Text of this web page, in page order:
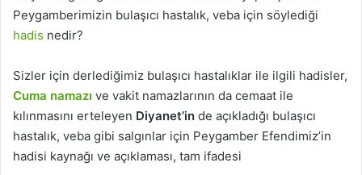
Peygamberimizin bulaşıcı hastalık, veba için söylediği
hadis nedir?
Sizler için derlediğimiz bulaşıcı hastalıklar ile ilgili hadisler,
Cuma namazı ve vakit namazlarının da cemaat ile
kılınmasını erteleyen Diyanet’in de açıkladığı bulaşıcı
hastalık, veba gibi salgınlar için Peygamber Efendimiz’in
hadisi kaynağı ve açıklaması, tam ifadesi